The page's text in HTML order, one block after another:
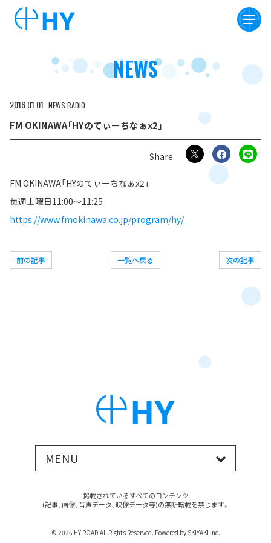
NEWS
201601 01 NEWS RADIO
FM OKINAWA「HYのてぃーちなぁx2」
FM OKINAWA「HYのてぃーちなぁx2」
毎週土曜日11:00〜11:25
https://www.fmokinawa.co.jp/program/hy/
次の記事
一覧へ戻る
前の記事
MENU
掲載されているすべてのコンテンツ
(記事、画像、音声データ、映像データ等)の無断転載を禁じます。
© 2026 HY ROAD All Rights Reserved. Powered by SKIYAKI Inc.